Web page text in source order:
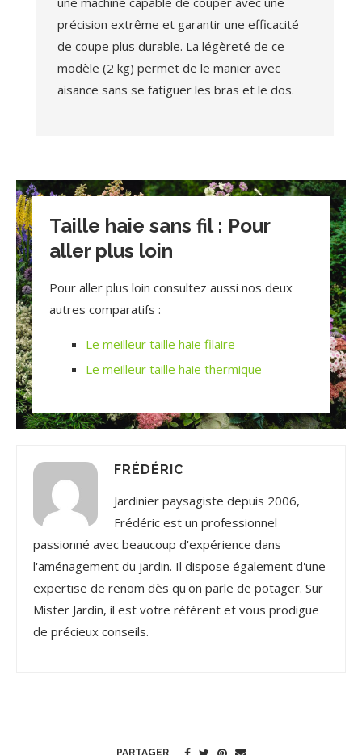
précision extrême et garantir une efficacité
de coupe plus durable. La légèreté de ce
modèle (2 kg) permet de le manier avec
aisance sans se fatiguer les bras et le dos.
Taille haie sans fil : Pour
aller plus loin
Pour aller plus loin consultez aussi nos deux
autres comparatifs :
Le meilleur taille haie filaire
Le meilleur taille haie thermique
FRÉDÉRIC
Jardinier paysagiste depuis 2006,
Frédéric est un professionnel
passionné avec beaucoup d'expérience dans
l'aménagement du jardin. Il dispose également d'une
expertise de renom dès qu'on parle de potager. Sur
Mister Jardin, il est votre référent et vous prodigue
de précieux conseils.